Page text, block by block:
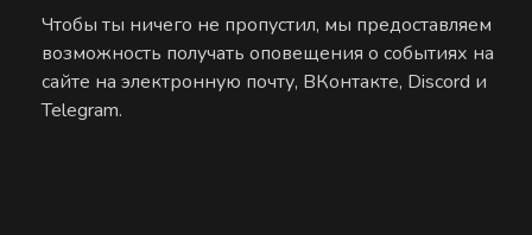
Чтобы ты ничего не пропустил, мы предоставляем
возможность получать оповещения о событиях на
сайте на электронную почту, ВКонтакте, Discord и
Telegram.